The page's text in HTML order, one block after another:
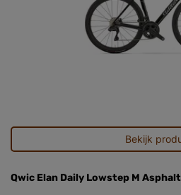
Bekijk
Qwic Elan Daily Lowstep M